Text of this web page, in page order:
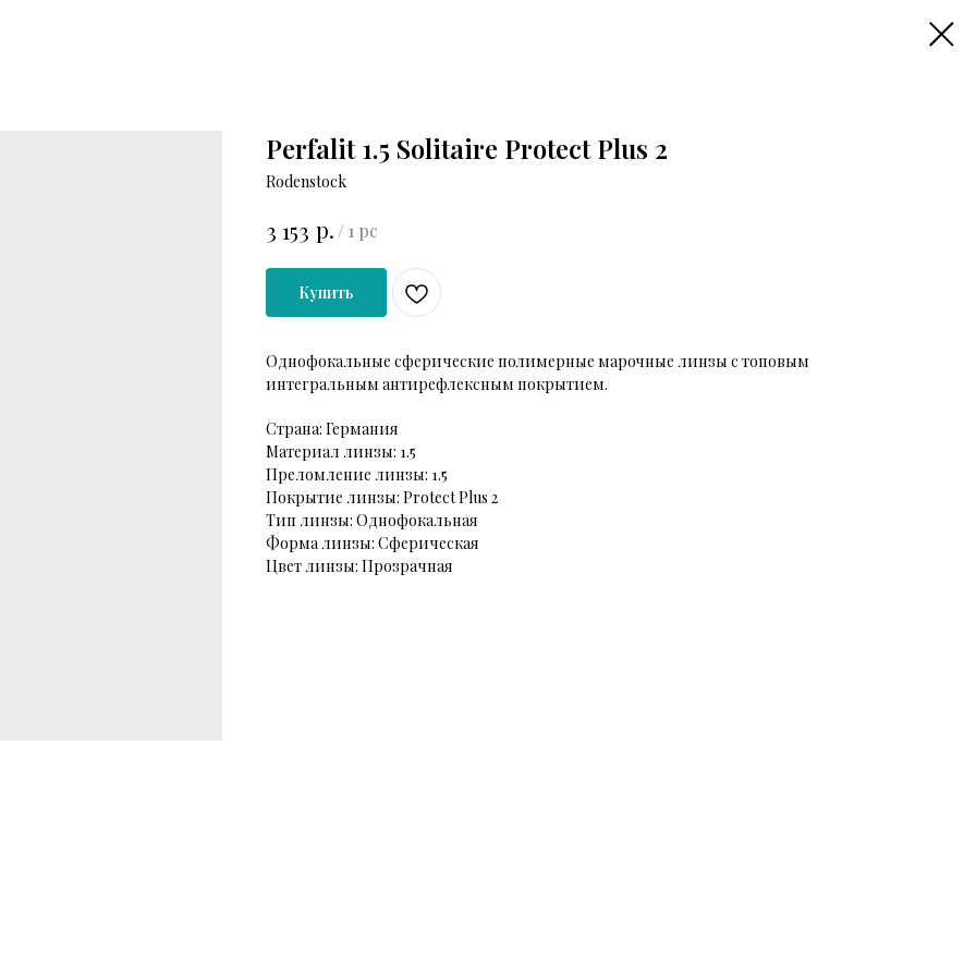
Perfalit 1.5 Solitaire Protect Plus 2
Rodenstock
3 153 р./1 pc
Купить
Однофокальные сферические полимерные марочные линзы с топовым
интегральным антирефлексным покрытием.
Страна: Германия
Материал линзы: 1.5
Преломление линзы: 1.5
Покрытие линзы: Protect Plus 2
Тип линзы: Однофокальная
Форма линзы: Сферическая
Цвет линзы: Прозрачная